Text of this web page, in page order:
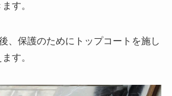
す。
、保護のためにトップコートを施し
す。